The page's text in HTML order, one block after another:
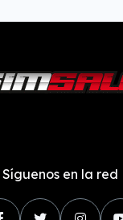
Síguenos en la red